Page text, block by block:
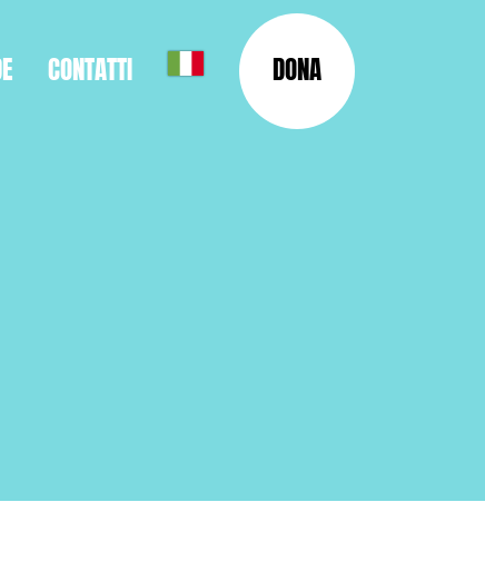
CONTATTI DONA